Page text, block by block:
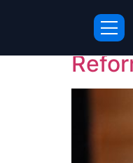
Tag: